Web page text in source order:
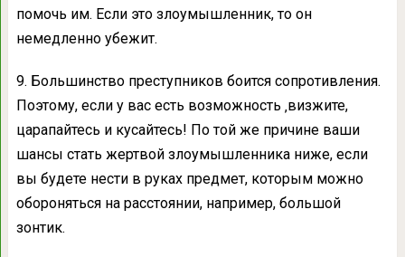
помочь им. Если это злоумышленник, то он
немедленно убежит.
9. Большинство преступников боится сопротивления.
Поэтому, если у вас есть возможность ‚визжите,
царапайтесь и кусайтесь! По той же причине ваши
шансы стать жертвой злоумышленника ниже, если
вы будете нести в руках предмет, которым можно
обороняться на расстоянии, например, большой
зонтик.